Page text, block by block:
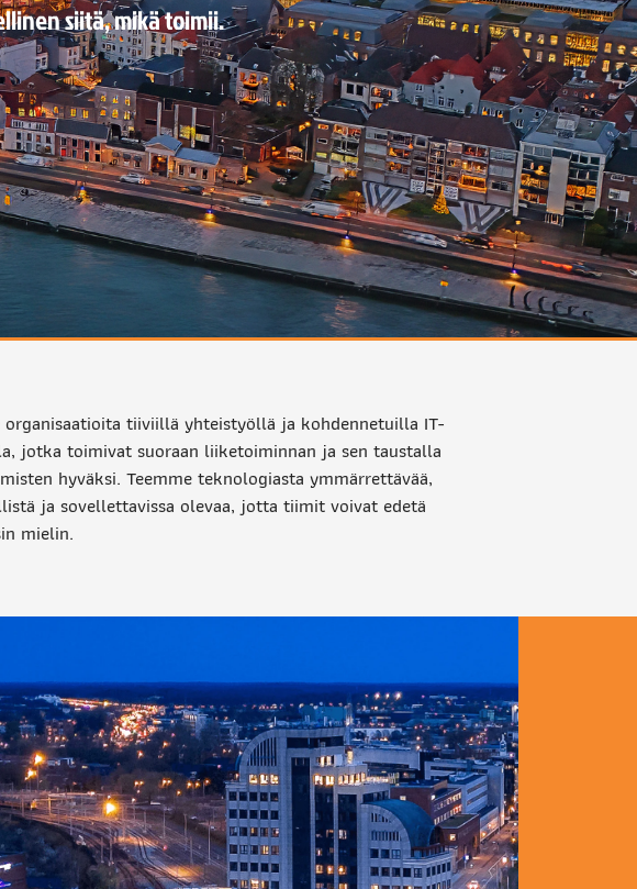
siitä, mikä toimii.
organisaatioita tiiviillä yhteistyöllä ja kohdennetuilla IT-
jotka toimivat suoraan liiketoiminnan ja sen taustalla
hyväksi. Teemme teknologiasta ymmärrettävää,
ja sovellettavissa olevaa, jotta tiimit voivat edetä
mielin.